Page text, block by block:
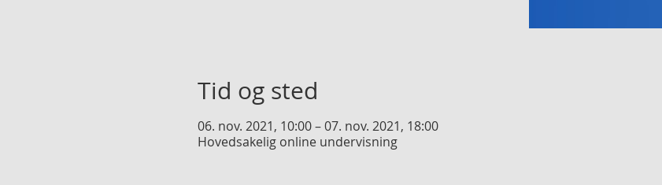
Tid og sted
06. nov. 2021, 10:00 – 07. nov. 2021, 18:00
Hovedsakelig online undervisning